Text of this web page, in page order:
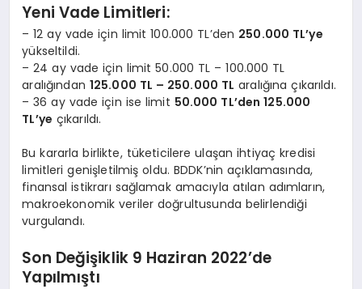
DIĞER
Yeni Vade Limitleri:
– 12 ay vade için limit 100.000 TL’den 250.000 TL’ye
yükseltildi.
– 24 ay vade için limit 50.000 TL – 100.000 TL
aralığından 125.000 TL – 250.000 TL aralığına çıkarıldı.
– 36 ay vade için ise limit 50.000 TL’den 125.000
TL’ye çıkarıldı.
Bu kararla birlikte, tüketicilere ulaşan ihtiyaç kredisi
limitleri genişletilmiş oldu. BDDK’nin açıklamasında,
finansal istikrarı sağlamak amacıyla atılan adımların,
makroekonomik veriler doğrultusunda belirlendiği
vurgulandı.
Son Değişiklik 9 Haziran 2022’de
Yapılmıştı